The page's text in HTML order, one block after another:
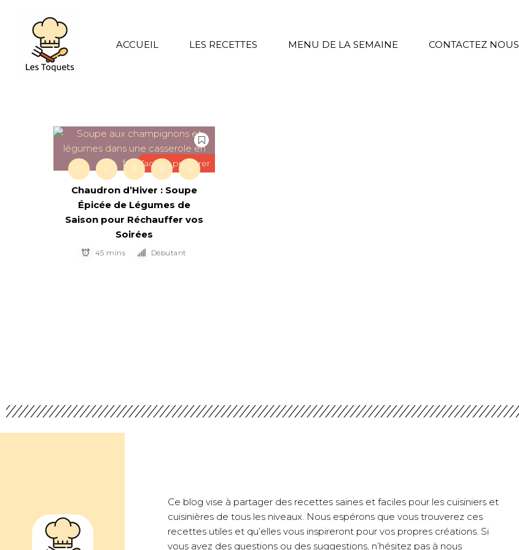
ACCUEIL LES RECETTES MENU DE LA SEMAINE CONTACTEZ NOUS
facile à préparer
C L R R S
Chaudron d’Hiver : Soupe
Épicée de Légumes de
Saison pour Réchauffer vos
Soirées
45 mins Débutant
Ce blog vise à partager des recettes saines et faciles pour les cuisiniers et
cuisinières de tous les niveaux. Nous espérons que vous trouverez ces
recettes utiles et qu’elles vous inspireront pour vos propres créations. Si
vous avez des questions ou des suggestions, n’hésitez pas à nous